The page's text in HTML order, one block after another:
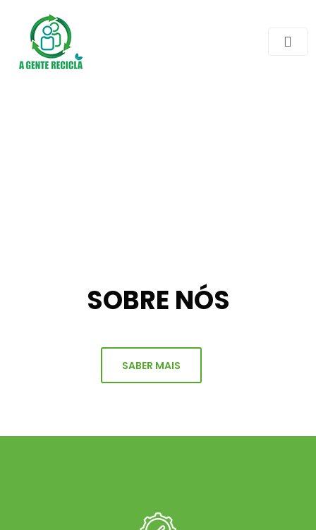
SOBRE NÓS
SABER MAIS